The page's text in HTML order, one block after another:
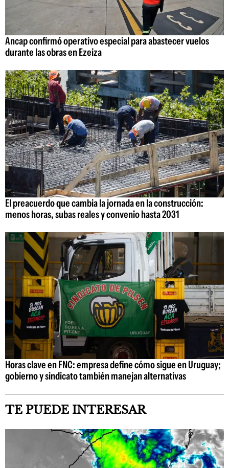
Ancap confirmó operativo especial para abastecer vuelos
durante las obras en Ezeiza
El preacuerdo que cambia la jornada en la construcción:
menos horas, subas reales y convenio hasta 2031
Horas clave en FNC: empresa define cómo sigue en Uruguay;
gobierno y sindicato también manejan alternativas
TE PUEDE INTERESAR